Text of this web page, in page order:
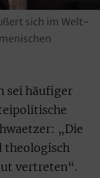
sich im Welt-
sei häufiger
„Die
theologisch
vertreten“.